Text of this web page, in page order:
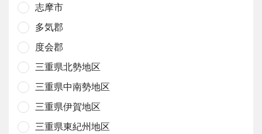
志摩市
多気郡
度会郡
三重県北勢地区
三重県中南勢地区
三重県伊賀地区
三重県東紀州地区